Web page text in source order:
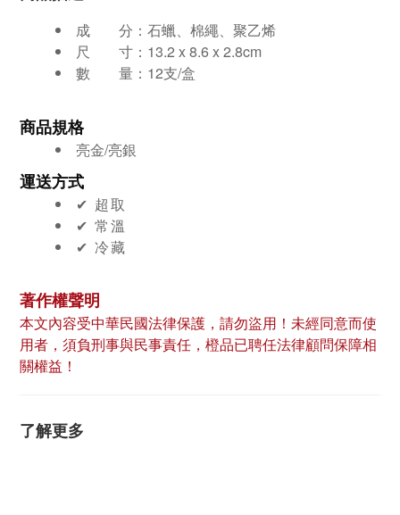
成 分：石蠟、棉繩、聚乙烯
尺 寸：13.2 x 8.6 x 2.8cm
數 量：12支/盒
商品規格
亮金/亮銀
運送方式
✔︎ 超取
✔︎ 常溫
✔︎ 冷藏
著作權聲明
本文內容受中華民國法律保護，請勿盜用！未經同意而使
用者，須負刑事與民事責任，橙品已聘任法律顧問保障相
關權益！
了解更多